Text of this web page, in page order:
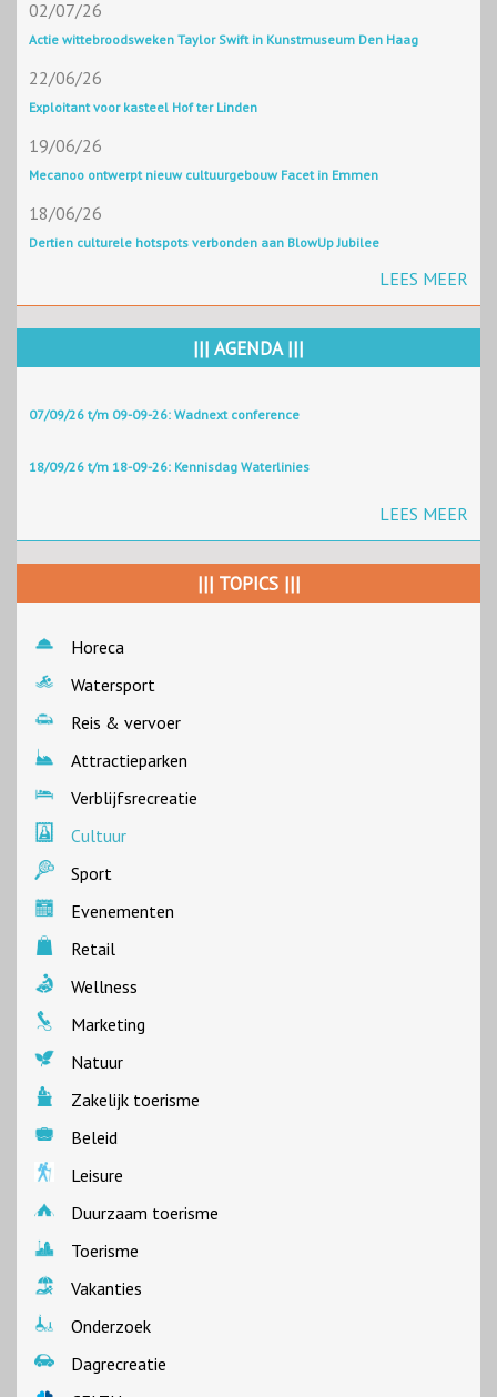
02/07/26
Actie wittebroodsweken Taylor Swift in Kunstmuseum Den Haag
22/06/26
Exploitant voor kasteel Hof ter Linden
19/06/26
Mecanoo ontwerpt nieuw cultuurgebouw Facet in Emmen
18/06/26
Dertien culturele hotspots verbonden aan BlowUp Jubilee
LEES MEER
||| AGENDA |||
07/09/26 t/m 09-09-26: Wadnext conference
18/09/26 t/m 18-09-26: Kennisdag Waterlinies
LEES MEER
||| TOPICS |||
Horeca
Watersport
Reis & vervoer
Attractieparken
Verblijfsrecreatie
Cultuur
Sport
Evenementen
Retail
Wellness
Marketing
Natuur
Zakelijk toerisme
Beleid
Leisure
Duurzaam toerisme
Toerisme
Vakanties
Onderzoek
Dagrecreatie